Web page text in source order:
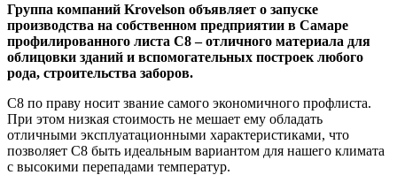
Группа компаний Krovelson объявляет о запуске
производства на собственном предприятии в Самаре
профилированного листа С8 – отличного материала для
облицовки зданий и вспомогательных построек любого
рода, строительства заборов.
С8 по праву носит звание самого экономичного профлиста.
При этом низкая стоимость не мешает ему обладать
отличными эксплуатационными характеристиками, что
позволяет С8 быть идеальным вариантом для нашего климата
с высокими перепадами температур.